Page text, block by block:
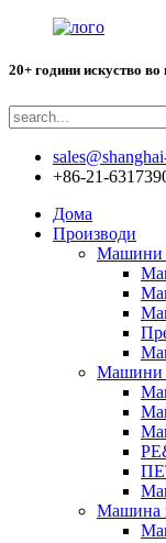
20+ години искуство во
+86-21-
Дома
Производи
Машини
Машини
Машина